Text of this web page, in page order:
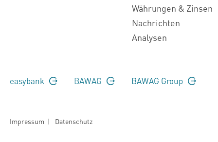
Währungen & Zinsen
Nachrichten
Analysen
easybank BAWAG BAWAG Group
Impressum | Datenschutz